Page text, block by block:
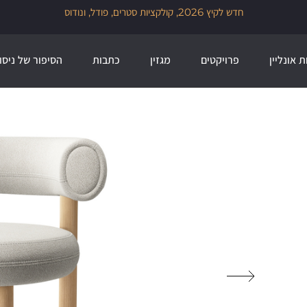
זמן להכניס הביתה גם קצת עיצוב מהעולם, 30%
אונליין פרויקטים מגזין כתבות הסיפור של ניסו